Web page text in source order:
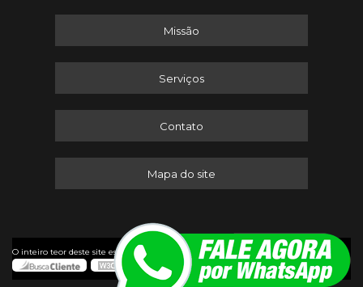
Missão
Serviços
Contato
Mapa do site
O inteiro teor deste site está sujeito à proteção de direitos autorais. Copyright ©
Itaserv Máquinas (Lei 9610 de 19/02/1998)